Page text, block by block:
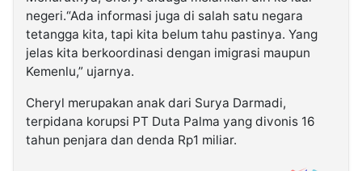
negeri.“Ada informasi juga di salah satu negara
tetangga kita, tapi kita belum tahu pastinya. Yang
jelas kita berkoordinasi dengan imigrasi maupun
Kemenlu,” ujarnya.
Cheryl merupakan anak dari Surya Darmadi,
terpidana korupsi PT Duta Palma yang divonis 16
tahun penjara dan denda Rp1 miliar.